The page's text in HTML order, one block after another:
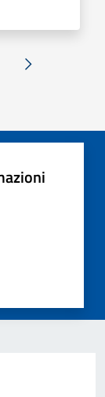
Successiva »